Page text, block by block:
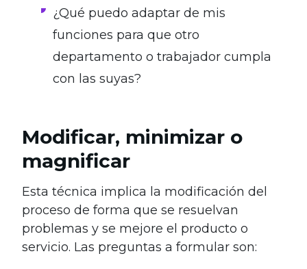
¿Qué puedo adaptar de mis
funciones para que otro
departamento o trabajador cumpla
con las suyas?
Modificar, minimizar o
magnificar
Esta técnica implica la modificación del
proceso de forma que se resuelvan
problemas y se mejore el producto o
servicio. Las preguntas a formular son: